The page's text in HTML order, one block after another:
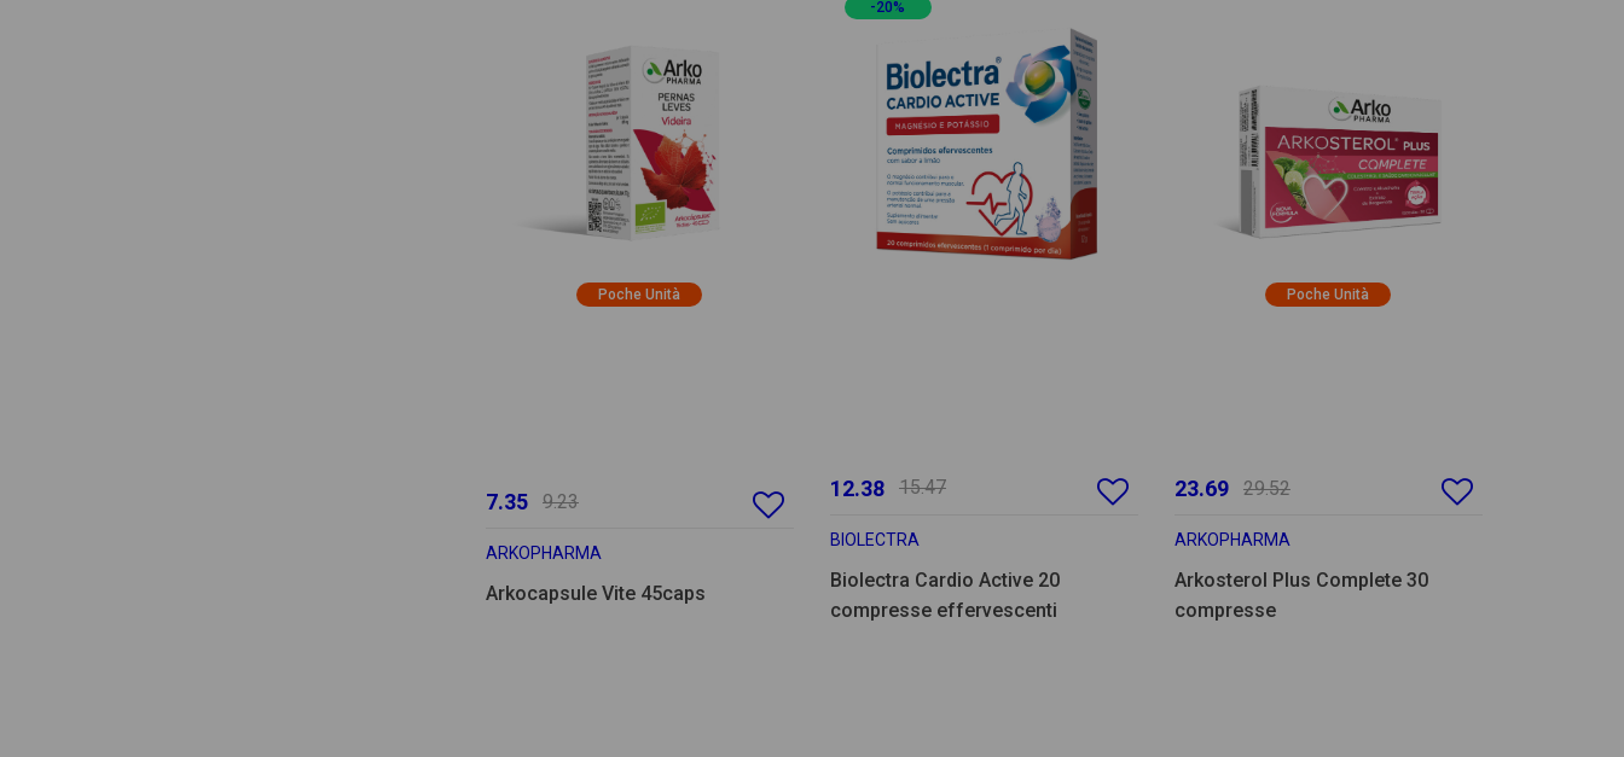
Poche Unità
7.35 9.23
ARKOPHARMA
Arkocapsule Vite 45caps
-20%
12.38 15.47
BIOLECTRA
Biolectra Cardio Active 20
compresse effervescenti
Poche Unità
23.69 29.52
ARKOPHARMA
Arkosterol Plus Complete 30
compresse